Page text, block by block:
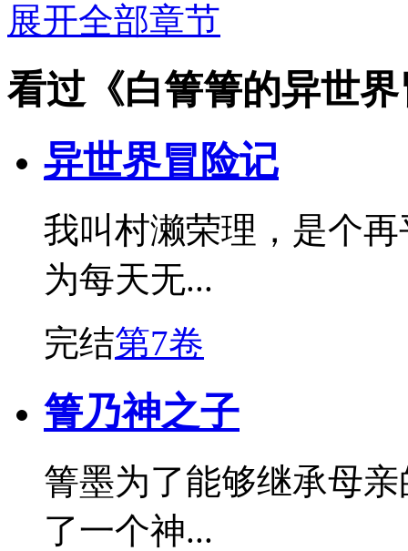
展开全部章节
看过《白箐箐的异世
异世界冒险记
我叫村濑荣理，是个
为每天无...
完结第7卷
箐乃神之子
箐墨为了能够继承母
了一个神...